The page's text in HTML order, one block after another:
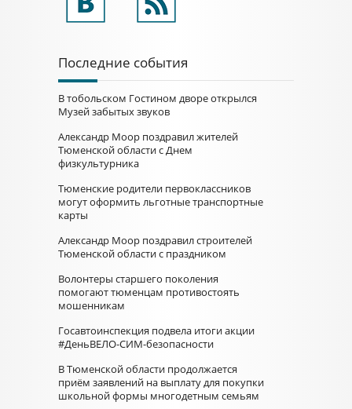
Последние события
В тобольском Гостином дворе открылся
Музей забытых звуков
Александр Моор поздравил жителей
Тюменской области с Днем
физкультурника
Тюменские родители первоклассников
могут оформить льготные транспортные
карты
Александр Моор поздравил строителей
Тюменской области с праздником
Волонтеры старшего поколения
помогают тюменцам противостоять
мошенникам
Госавтоинспекция подвела итоги акции
#ДеньВЕЛО-СИМ-безопасности
В Тюменской области продолжается
приём заявлений на выплату для покупки
школьной формы многодетным семьям